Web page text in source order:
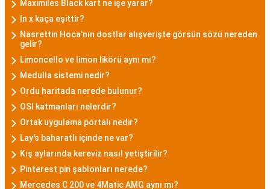
Maximiles Black kart ne işe yarar?
ln x kaça eşittir?
Nasrettin Hoca'nın dostlar alışverişte görsün sözü nereden
gelir?
Limoncello ve limon likörü aynı mı?
Medulla sistemi nedir?
Ordu haritada nerede bulunur?
OSI katmanları nelerdir?
Ortak uygulama portalı nedir?
Lay's baharatlı içinde ne var?
Kış aylarında kereviz nasıl yetiştirilir?
Pinterest pin şablonları nerede?
Mercedes C 200 ve 4Matic AMG aynı mı?